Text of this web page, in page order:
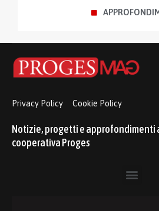
Privacy Policy Cookie Policy
Notizie, progetti e approfondimenti
cooperativa Proges